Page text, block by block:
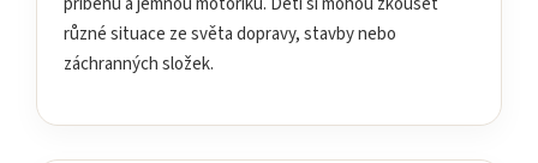
různé situace ze světa dopravy, stavby nebo
záchranných složek.